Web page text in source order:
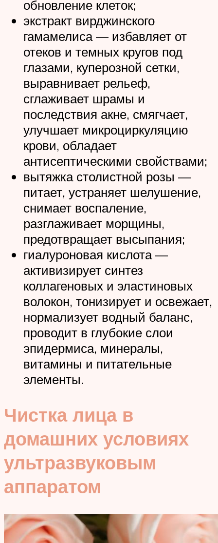
обновление клеток;
экстракт вирджинского
гамамелиса — избавляет от
отеков и темных кругов под
глазами, куперозной сетки,
выравнивает рельеф,
сглаживает шрамы и
последствия акне, смягчает,
улучшает микроциркуляцию
крови, обладает
антисептическими свойствами;
вытяжка столистной розы —
питает, устраняет шелушение,
снимает воспаление,
разглаживает морщины,
предотвращает высыпания;
гиалуроновая кислота —
активизирует синтез
коллагеновых и эластиновых
волокон, тонизирует и освежает,
нормализует водный баланс,
проводит в глубокие слои
эпидермиса, минералы,
витамины и питательные
элементы.
Чистка лица в
домашних условиях
ультразвуковым
аппаратом